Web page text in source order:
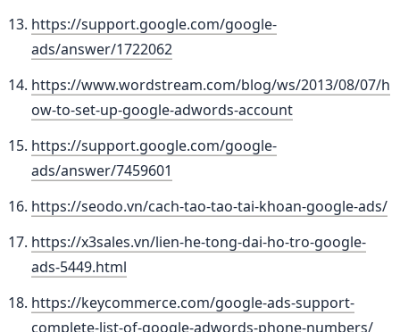
https://support.google.com/google-
ads/answer/1722062
https://www.wordstream.com/blog/ws/2013/08/07/h
ow-to-set-up-google-adwords-account
https://support.google.com/google-
ads/answer/7459601
https://seodo.vn/cach-tao-tao-tai-khoan-google-ads/
https://x3sales.vn/lien-he-tong-dai-ho-tro-google-
ads-5449.html
https://keycommerce.com/google-ads-support-
complete-list-of-google-adwords-phone-numbers/